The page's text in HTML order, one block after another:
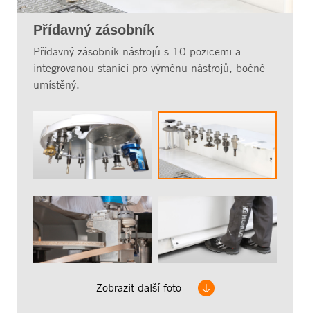
Přídavný zásobník
Přídavný zásobník nástrojů s 10 pozicemi a
integrovanou stanicí pro výměnu nástrojů, bočně
umístěný.
Zobrazit další foto